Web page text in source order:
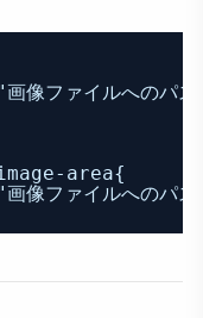
ファイルへのパ
area{
ファイルへのパ